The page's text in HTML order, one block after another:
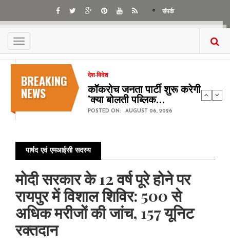
main
content
संपर्क
Toggle
navigation
BREAKING
NEWS
देश-विदेश
कॉकरोच जनता पार्टी शुरू करेगी
'क्या बोलती पब्लिक…
POSTED ON: AUGUST 06, 2026
पार्षद एवं एमआईसी सदस्य
मोदी सरकार के 12 वर्ष पूरे होने पर
रायपुर में विशाल शिविर: 500 से
अधिक मरीजों की जांच, 157 यूनिट
रक्तदान